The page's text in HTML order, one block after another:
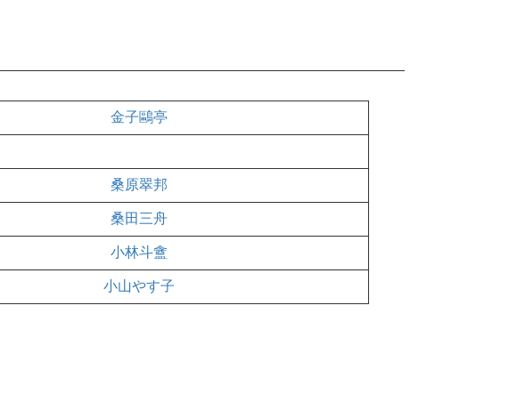
金子鷗亭
桑原翠邦
桑田三舟
小林斗盦
小山やす子